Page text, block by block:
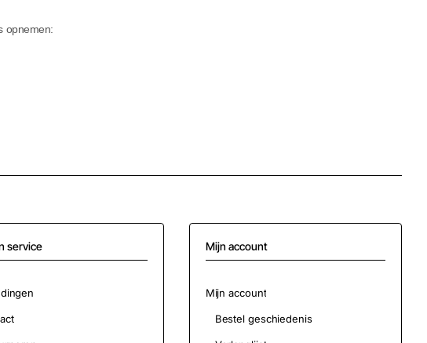
opnemen:
service Mijn account
Mijn account
Bestel geschiedenis